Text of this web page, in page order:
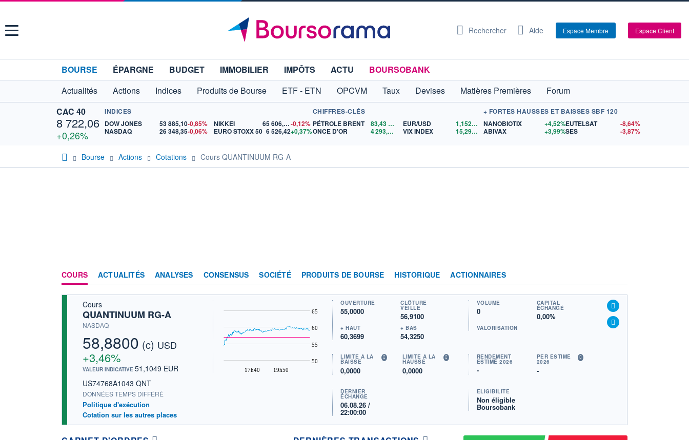
Menu Rechercher Aide Espace Membre Espace Client
BOURSE ÉPARGNE BUDGET IMMOBILIER IMPÔTS ACTU
BOURSOBANK
Actualités
Actions Indices Produits de Bourse ETF - ETN OPCVM Taux Devises Matières Premières
Forum
CAC 40
8 722,06
+0,26%
INDICES
DOW JONES
53 885,10-0,85%
NASDAQ
26 348,35-0,06%
NIKKEI 65 606,71-0,12%
EURO STOXX 50 6 526,42+0,37%
CHIFFRES-CLÉS
PÉTROLE BRENT
83,43$US
ONCE D'OR
4 293,11 $US
EUR/USD 1,1522$US
VIX INDEX
15,29
$US
+ FORTES HAUSSES ET BAISSES SBF 120
NANOBIOTIX
+4,52%
ABIVAX
+3,99%
EUTELSAT
-8,64%
SES
-3,87%
Bourse Actions Cotations Cours QUANTINUUM RG-A
COURS ACTUALITÉS ANALYSES CONSENSUS SOCIÉTÉ PRODUITS DE BOURSE HISTORIQUE ACTIONNAIRES
Cours
QUANTINUUM RG-A
NASDAQ
58,8800 (c) USD
+3,46%
VALEUR INDICATIVE 51,1049 EUR
US74768A1043 QNT
DONNÉES TEMPS DIFFÉRÉ
Politique d'exécution
Cotation sur les autres places
17h40 19h50
50
55
60
65
OUVERTURE
55,0000
CLÔTURE
VEILLE
56,9100
+ HAUT
60,3699
+ BAS
54,3250
VOLUME
0
CAPITAL
ÉCHANGÉ
0,00%
VALORISATION
LIMITE À LA
BAISSE
0,0000
LIMITE À LA
HAUSSE
0,0000
RENDEMENT
ESTIMÉ 2026
-
PER ESTIMÉ
2026
-
DERNIER
ÉCHANGE
06.08.26 /
22:00:00
ÉLIGIBILITÉ
Non éligible
Boursobank